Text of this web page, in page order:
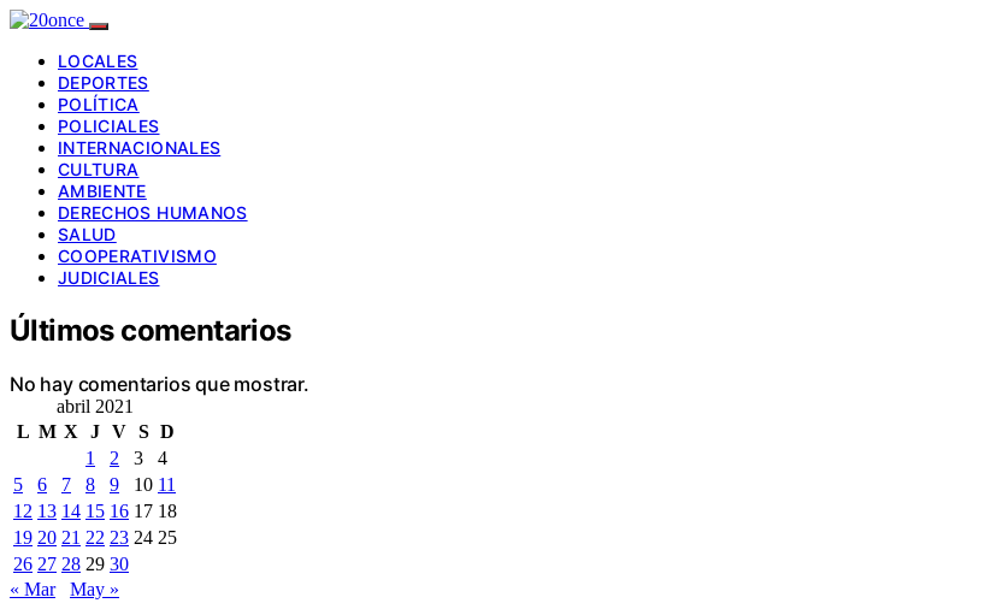
LOCALES
DEPORTES
POLÍTICA
POLICIALES
INTERNACIONALES
CULTURA
AMBIENTE
DERECHOS HUMANOS
SALUD
COOPERATIVISMO
JUDICIALES
Últimos comentarios
No hay comentarios que mostrar.
abril 2021
L M X J V S D
1
2 3
4
5
6 7 8 9 10 11
12 13 14 15 16 17 18
19 20 21 22 23 24 25
26 27 28 29 30
« Mar
May »